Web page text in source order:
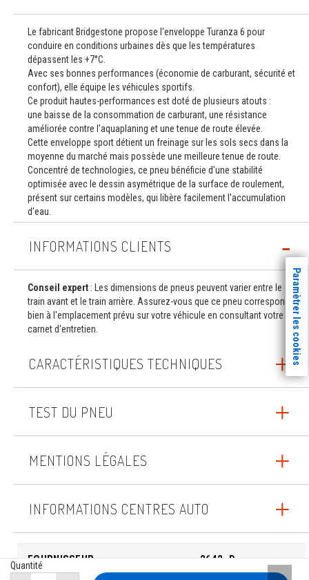
Quantité
Le fabricant Bridgestone propose l'enveloppe Turanza 6 pour
conduire en conditions urbaines dès que les températures
dépassent les +7°C.
Avec ses bonnes performances (économie de carburant, sécurité et
confort), elle équipe les véhicules sportifs.
Ce produit hautes-performances est doté de plusieurs atouts :
une baisse de la consommation de carburant, une résistance
améliorée contre l'aquaplaning et une tenue de route élevée.
Cette enveloppe sport détient un freinage sur les sols secs dans la
moyenne du marché mais possède une meilleure tenue de route.
Concentré de technologies, ce pneu bénéficie d'une stabilité
optimisée avec le dessin asymétrique de la surface de roulement,
présent sur certains modèles, qui libère facilement l'accumulation
d'eau.
INFORMATIONS CLIENTS
Conseil expert : Les dimensions de pneus peuvent varier entre le
train avant et le train arrière. Assurez-vous que ce pneu correspond
bien à l'emplacement prévu sur votre véhicule en consultant votre
carnet d'entretien.
CARACTÉRISTIQUES TECHNIQUES
TEST DU PNEU
MENTIONS LÉGALES
INFORMATIONS CENTRES AUTO
FOURNISSEUR 2642_D
Paramètrer les cookies